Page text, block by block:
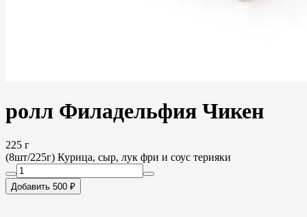
ролл Филадельфия Чикен
225 г
(8шт/225г) Курица, сыр, лук фри и соус терияки
Добавить 500 ₽